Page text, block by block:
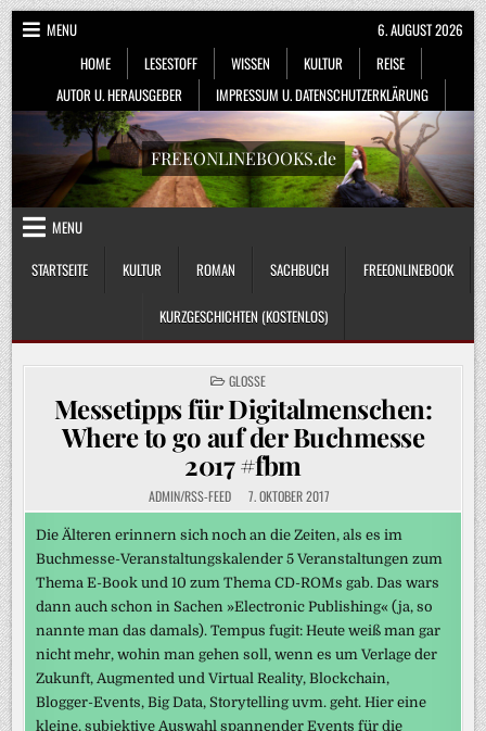
Skip
to
content
MENU
HOME
LESESTOFF WISSEN KULTUR
REISE
AUTOR U. HERAUSGEBER
IMPRESSUM U. DATENSCHUTZERKLÄRUNG
6. AUGUST 2026
FREEONLINEBOOKS.de
MENU
STARTSEITE
KULTUR ROMAN SACHBUCH FREEONLINEBOOK
KURZGESCHICHTEN (KOSTENLOS)
POSTED
IN
GLOSSE
Messetipps für Digitalmenschen:
Where to go auf der Buchmesse
2017 #fbm
ADMIN/RSS-FEED 7. OKTOBER 2017
Die Älteren erinnern sich noch an die Zeiten, als es im
Buchmesse-Veranstaltungskalender 5 Veranstaltungen zum
Thema E-Book und 10 zum Thema CD-ROMs gab. Das wars
dann auch schon in Sachen »Electronic Publishing« (ja, so
nannte man das damals). Tempus fugit: Heute weiß man gar
nicht mehr, wohin man gehen soll, wenn es um Verlage der
Zukunft, Augmented und Virtual Reality, Blockchain,
Blogger-Events, Big Data, Storytelling uvm. geht. Hier eine
kleine, subjektive Auswahl spannender Events für die